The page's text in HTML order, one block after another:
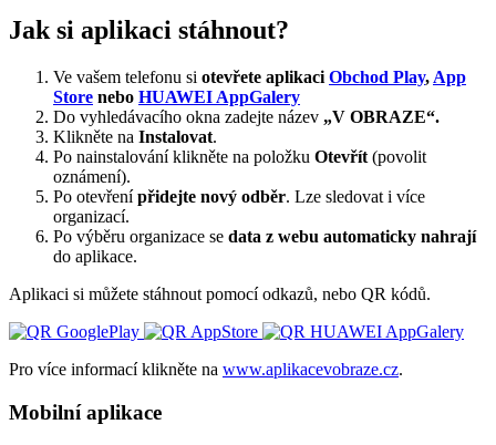
Jak si aplikaci stáhnout?
Ve vašem telefonu si otevřete aplikaci Obchod Play, App
Store nebo HUAWEI AppGalery
Do vyhledávacího okna zadejte název „V OBRAZE“.
Klikněte na Instalovat.
Po nainstalování klikněte na položku Otevřít (povolit
oznámení).
Po otevřenípřidejte nový odběr. Lze sledovat i více
organizací.
Po výběru organizace se data z webu automaticky nahrají
do aplikace.
Aplikaci si můžete stáhnout pomocí odkazů, nebo QR kódů.
Pro více informací klikněte na www.aplikacevobraze.cz.
Mobilní aplikace